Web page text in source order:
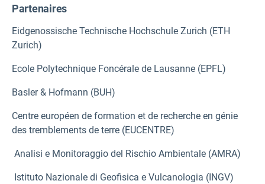
Partenaires
Eidgenossische Technische Hochschule Zurich (ETH
Zurich)
Ecole Polytechnique Foncérale de Lausanne (EPFL)
Basler & Hofmann (BUH)
Centre européen de formation et de recherche en génie
des tremblements de terre (EUCENTRE)
Analisi e Monitoraggio del Rischio Ambientale (AMRA)
Istituto Nazionale di Geofisica e Vulcanologia (INGV)